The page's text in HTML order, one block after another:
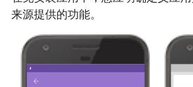
来源提供的功能。